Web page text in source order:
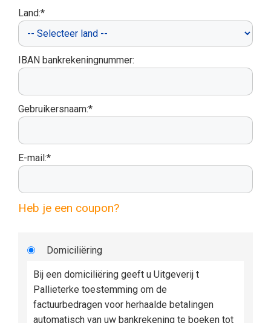
Land:*
IBAN bankrekeningnummer:
Gebruikersnaam:*
E-mail:*
Heb je een coupon?
Domiciliëring
Bij een domiciliëring geeft u Uitgeverij t
Pallieterke toestemming om de
factuurbedragen voor herhaalde betalingen
automatisch van uw bankrekening te boeken tot